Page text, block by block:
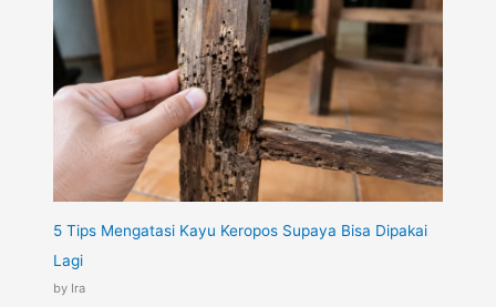
5 Tips Mengatasi Kayu Keropos Supaya Bisa Dipakai
Lagi
by Ira